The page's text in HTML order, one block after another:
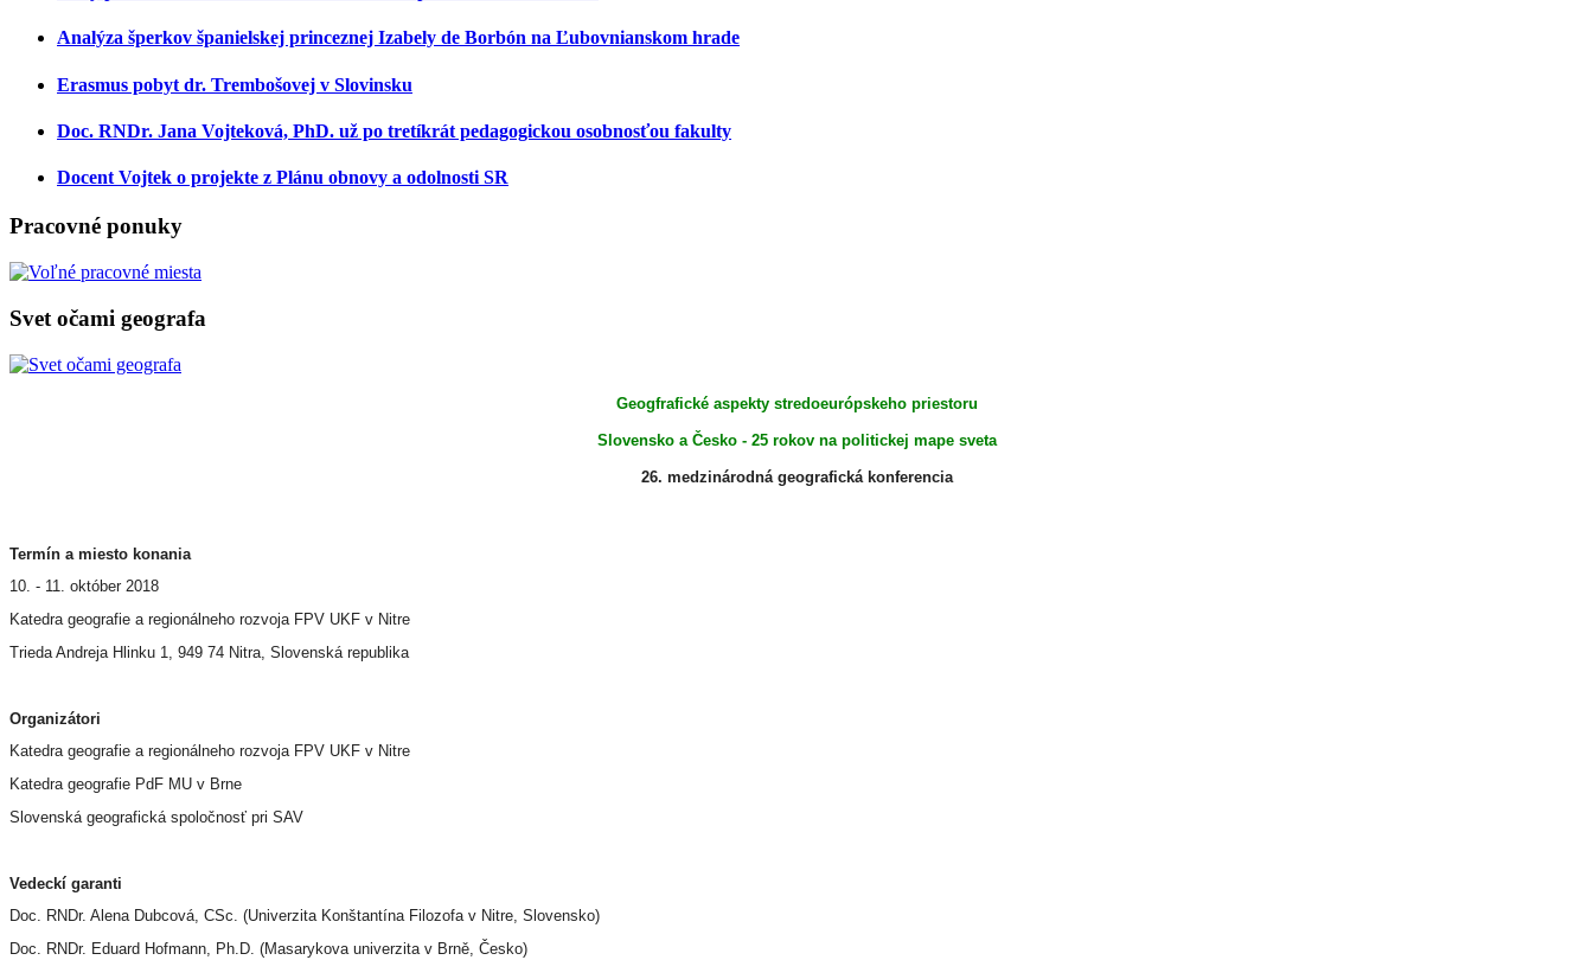
Analýza šperkov španielskej princeznej Izabely de Borbón na Ľubovnianskom hrade
Erasmus pobyt dr. Trembošovej v Slovinsku
Doc. RNDr. Jana Vojteková, PhD. už po tretíkrát pedagogickou osobnosťou fakulty
Docent Vojtek o projekte z Plánu obnovy a odolnosti SR
Pracovné ponuky
Svet očami geografa
Geogfrafické aspekty stredoeurópskeho priestoru
Slovensko a Česko - 25 rokov na politickej mape sveta
26. medzinárodná geografická konferencia
Termín a miesto konania
10. - 11. október 2018
Katedra geografie a regionálneho rozvoja FPV UKF v Nitre
Trieda Andreja Hlinku 1, 949 74 Nitra, Slovenská republika
Organizátori
Katedra geografie a regionálneho rozvoja FPV UKF v Nitre
Katedra geografie PdF MU v Brne
Slovenská geografická spoločnosť pri SAV
Vedeckí garanti
Doc. RNDr. Alena Dubcová, CSc. (Univerzita Konštantína Filozofa v Nitre, Slovensko)
Doc. RNDr. Eduard Hofmann, Ph.D. (Masarykova univerzita v Brně, Česko)